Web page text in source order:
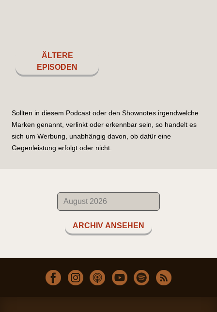
ÄLTERE
EPISODEN
Sollten in diesem Podcast oder den Shownotes irgendwelche
Marken genannt, verlinkt oder erkennbar sein, so handelt es
sich um Werbung, unabhängig davon, ob dafür eine
Gegenleistung erfolgt oder nicht.
ARCHIV ANSEHEN